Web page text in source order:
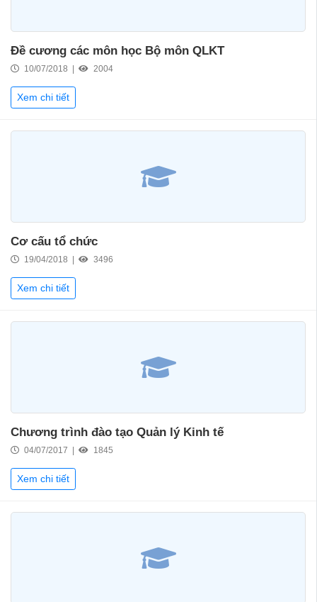
Đề cương các môn học Bộ môn QLKT
10/07/2018 | 2004
Xem chi tiết
Cơ cấu tổ chức
19/04/2018 | 3496
Xem chi tiết
Chương trình đào tạo Quản lý Kinh tế
04/07/2017 | 1845
Xem chi tiết